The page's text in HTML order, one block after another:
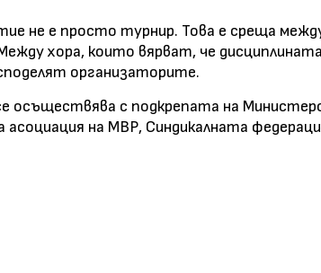
не е просто турнир. Това е среща
хора, които вярват, че
организаторите.
осъществява с подкрепата на
на МВР, Синдикалната